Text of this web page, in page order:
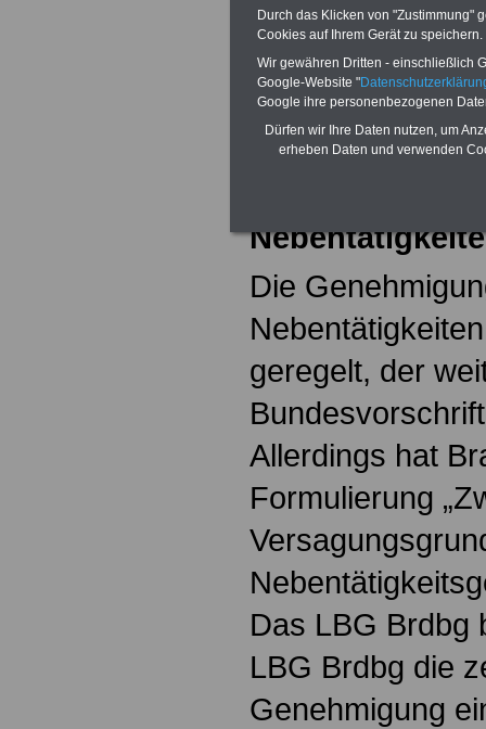
Brandenburg
Beamtengesetz
(LBG Brdbg)
Brandenburg
Die
geregelt, der
Allerdings hat
Formulierung
Das LBG Brdbg
LBG Brdbg die
Genehmigung
Durch das Klicken von "Zustimmung"
Cookies auf Ihrem Gerät zu speichern.
Wir gewähren Dritten - einschließlich
Google-Website "
Google ihre personenbezogenen
Dürfen wir Ihre Daten nutzen, um
erheben Daten und verwenden